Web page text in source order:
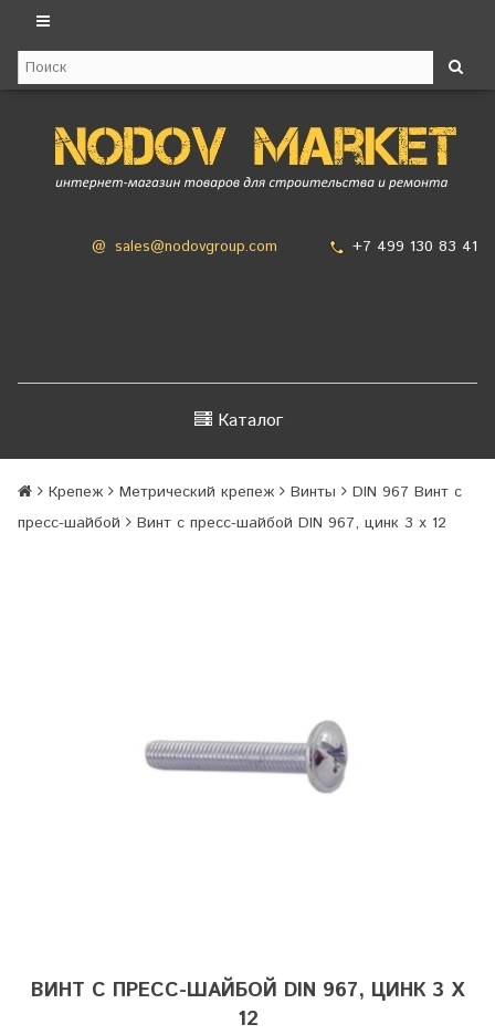
@ sales@nodovgroup.com +7 499 130 83 41
Каталог
Крепеж Метрический крепеж Винты
DIN 967 Винт с
пресс-шайбой
Винт с пресс-шайбой DIN 967, цинк 3 х 12
ВИНТ С ПРЕСС-ШАЙБОЙ DIN 967, ЦИНК 3 Х
12